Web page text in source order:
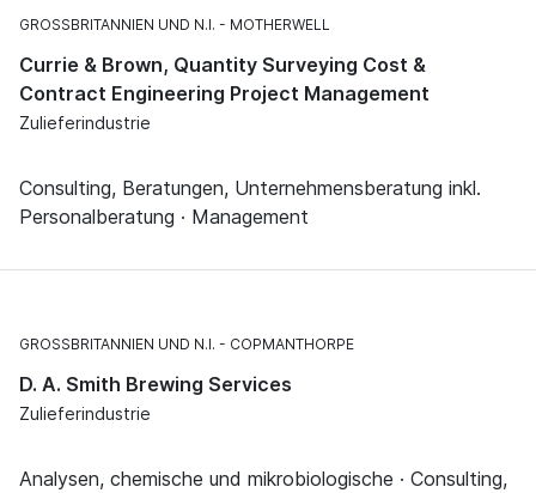
GROSSBRITANNIEN UND N.I. MOTHERWELL
Currie & Brown, Quantity Surveying Cost &
Contract Engineering Project Management
Zulieferindustrie
Consulting, Beratungen, Unternehmensberatung inkl.
Personalberatung · Management
GROSSBRITANNIEN UND N.I. COPMANTHORPE
D. A. Smith Brewing Services
Zulieferindustrie
Analysen, chemische und mikrobiologische · Consulting,